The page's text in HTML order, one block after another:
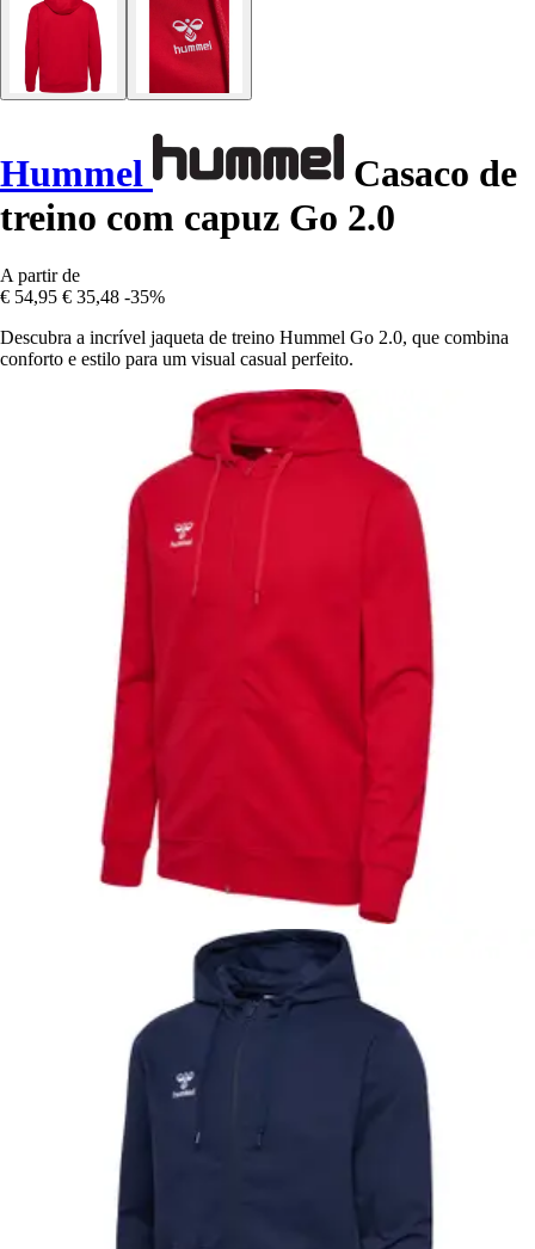
Hummel
Casaco de
treino com capuz Go 2.0
A partir de
€ 54,95 € 35,48 -35%
Descubra a incrível jaqueta de treino Hummel Go 2.0, que combina
conforto e estilo para um visual casual perfeito.